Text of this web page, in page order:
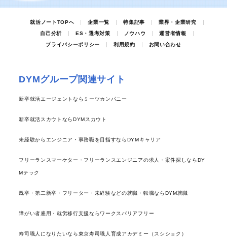
就活ノートTOPへ 企業一覧 特集記事
業界・企業研究
自己分析
ES・選考対策 ノウハウ
運営者情報
プライバシーポリシー
利用規約 お問い合わせ
DYMグループ関連サイト
新卒就活エージェントならミーツカンパニー
新卒就活スカウトならDYMスカウト
未経験からエンジニア・事務職を目指すならDYMキャリア
フリーランスマーケター・フリーランスエンジニアの求人・案件探しならDY
Mテック
既卒・第二新卒・フリーター・未経験などの就職・転職ならDYM就職
障がい者雇用・就労移行支援ならワークスバリアフリー
寿司職人になりたいなら東京寿司職人育成アカデミー（スシショク）